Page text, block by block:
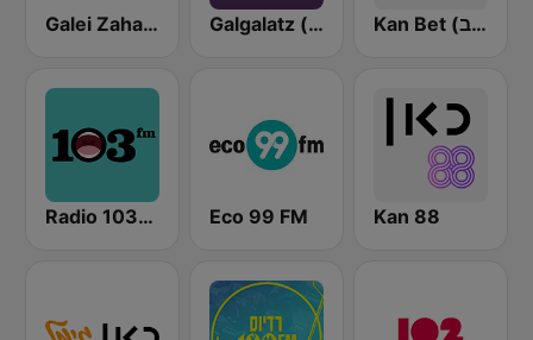
Galei Zahal (גלי צה"ל) Galgalatz (גלגלצ רדיו) Kan Bet (כאן ב' / רשת ב')
Radio 103FM Eco 99 FM Kan 88